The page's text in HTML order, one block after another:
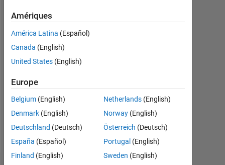
Actif
depuis
2019
0
Following:
0
Follow
Amériques
América Latina (Español)
Canada (English)
United States (English)
Europe
Belgium (English)
Denmark (English)
Deutschland (Deutsch)
España (Español)
Finland (English)
Netherlands(English)
Norway(English)
Österreich (Deutsch)
Portugal (English)
Sweden (English)